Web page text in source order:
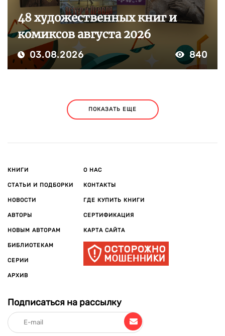
48 художественных книг и
комиксов августа 2026
03.08.2026 840
ПОКАЗАТЬ ЕЩЕ
КНИГИ
СТАТЬИ И ПОДБОРКИ
НОВОСТИ
АВТОРЫ
НОВЫМ АВТОРАМ
БИБЛИОТЕКАМ
СЕРИИ
АРХИВ
О НАС
КОНТАКТЫ
ГДЕ КУПИТЬ КНИГИ
СЕРТИФИКАЦИЯ
КАРТА САЙТА
Подписаться на рассылку